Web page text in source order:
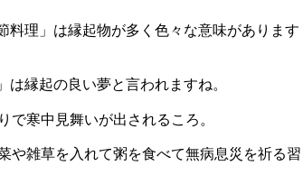
理」は縁起物が多く色々な意味があります
縁起の良い夢と言われますね。
寒中見舞いが出されるころ。
や雑草を入れて粥を食べて無病息災を祈る習